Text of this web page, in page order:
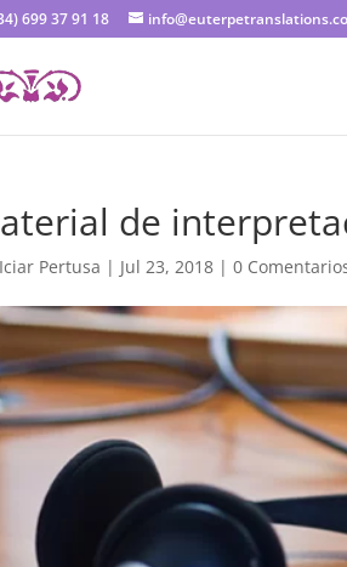
699 37 91 18
de
Iciar Pertusa | Jul 23, 2018 |0